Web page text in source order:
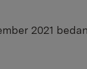
2021